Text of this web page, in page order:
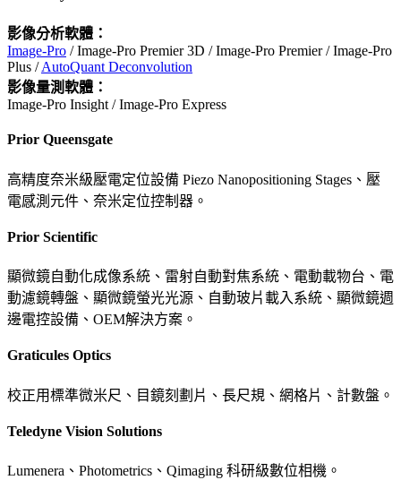
影像分析軟體：
Image-Pro / Image-Pro Premier 3D / Image-Pro Premier / Image-Pro
Plus /AutoQuant Deconvolution
影像量測軟體：
Image-Pro Insight / Image-Pro Express
Prior Queensgate
高精度奈米級壓電定位設備 Piezo Nanopositioning Stages、壓
電感測元件、奈米定位控制器。
Prior Scientific
顯微鏡自動化成像系統、雷射自動對焦系統、電動載物台、電
動濾鏡轉盤、顯微鏡螢光光源、自動玻片載入系統、顯微鏡週
邊電控設備、OEM解決方案。
Graticules Optics
校正用標準微米尺、目鏡刻劃片、長尺規、網格片、計數盤。
Teledyne Vision Solutions
Lumenera、Photometrics、Qimaging 科研級數位相機。